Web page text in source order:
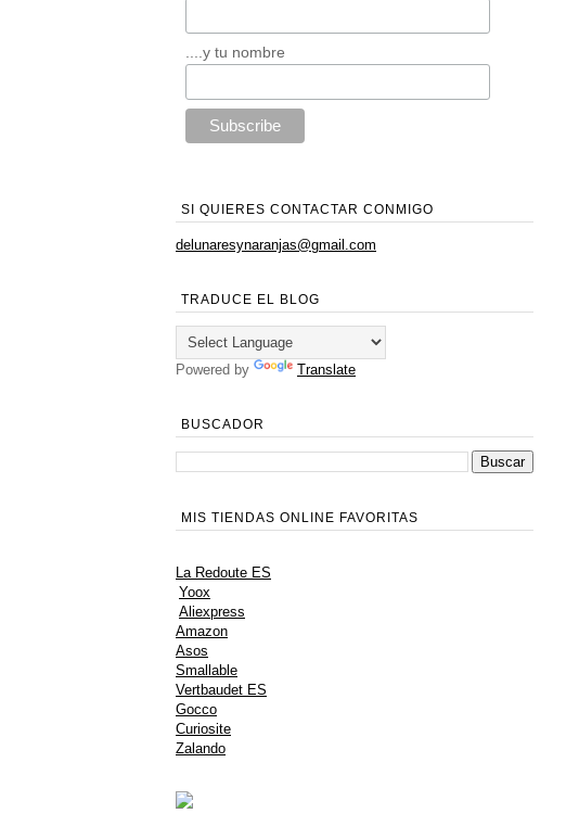
....y tu nombre
SI QUIERES CONTACTAR CONMIGO
delunaresynaranjas@gmail.com
TRADUCE EL BLOG
Powered by Translate
BUSCADOR
MIS TIENDAS ONLINE FAVORITAS
La Redoute ES
Yoox
Aliexpress
Amazon
Asos
Smallable
Vertbaudet ES
Gocco
Curiosite
Zalando